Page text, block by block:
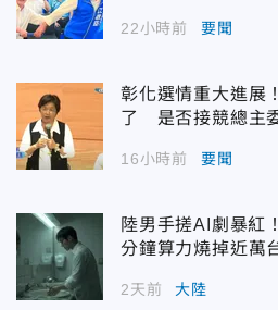
22小時前 要聞
彰化選情重大進展
了 是否接競總主
16小時前 要聞
陸男手搓AI劇暴
分鐘算力燒掉近萬
2天前 大陸